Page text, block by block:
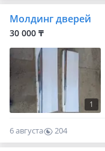
Молдинг дверей
30 000 ₸
1
6 августа
204
0